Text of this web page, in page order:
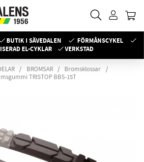
BUTIK I SÄVEDALEN
FÖRMÅNSCYKEL
EL-CYKLAR
VERKSTAD
BROMSAR
Bromsklossar
TRISTOP BBS-15T